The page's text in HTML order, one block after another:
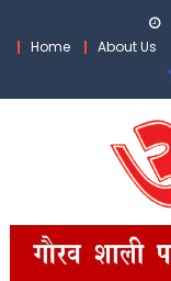
Home
About Us